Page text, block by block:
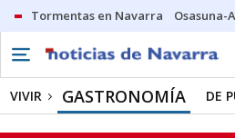
Tormentas en Navarra Osasuna-
VIVIR GASTRONOMÍA DE